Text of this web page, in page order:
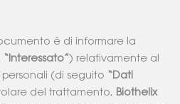
è di informare la
“Interessato” ) relativamente al
(di seguito “Dati
del trattamento, Biothelix